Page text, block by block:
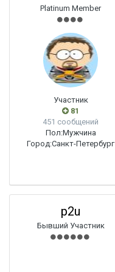
Platinum Member
Участник
81
451 сообщений
Пол:Мужчина
Город:Санкт-Петербург
p2u
Бывший Участник